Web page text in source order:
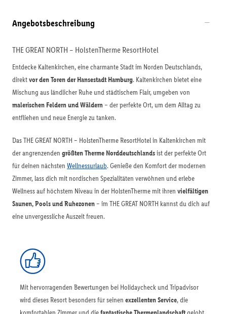
Angebotsbeschreibung
THE GREAT NORTH – HolstenTherme ResortHotel
Entdecke Kaltenkirchen, eine charmante Stadt im Norden Deutschlands,
direktvor den Toren der Hansestadt Hamburg. Kaltenkirchen bietet eine
Mischung aus ländlicher Ruhe und städtischem Flair, umgeben von
malerischen Feldern und Wäldern – der perfekte Ort, um dem Alltag zu
entfliehen und neue Energie zu tanken.
Das THE GREAT NORTH – HolstenTherme ResortHotel in Kaltenkirchen mit
der angrenzenden größten Therme Norddeutschlandsist der perfekte Ort
für deinen nächsten Wellnessurlaub. Genieße den Komfort der modernen
Zimmer, lass dich mit nordischen Spezialitäten verwöhnen und erlebe
Wellness auf höchstem Niveau in der HolstenTherme mit ihren vielfältigen
Saunen, Pools und Ruhezonen – im THE GREAT NORTH kannst du dich auf
eine unvergessliche Auszeit freuen.
Mit hervorragenden Bewertungen bei Holidaycheck und Tripadvisor
wird dieses Resort besonders für seinen exzellenten Service, die